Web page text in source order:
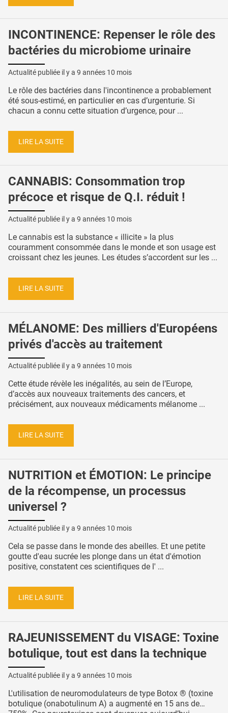
INCONTINENCE: Repenser le rôle des
bactéries du microbiome urinaire
Actualité publiée il y a 9 années 10 mois
Le rôle des bactéries dans l'incontinence a probablement
été sous-estimé, en particulier en cas d’urgenturie. Si
chacun a connu cette situation d’urgence, pour ...
LIRE LA SUITE
CANNABIS: Consommation trop
précoce et risque de Q.I. réduit !
Actualité publiée il y a 9 années 10 mois
Le cannabis est la substance « illicite » la plus
couramment consommée dans le monde et son usage est
croissant chez les jeunes. Les études s’accordent sur les ...
LIRE LA SUITE
MÉLANOME: Des milliers d'Européens
privés d'accès au traitement
Actualité publiée il y a 9 années 10 mois
Cette étude révèle les inégalités, au sein de l’Europe,
d’accès aux nouveaux traitements des cancers, et
précisément, aux nouveaux médicaments mélanome ...
LIRE LA SUITE
NUTRITION et ÉMOTION: Le principe
de la récompense, un processus
universel ?
Actualité publiée il y a 9 années 10 mois
Cela se passe dans le monde des abeilles. Et une petite
goutte d'eau sucrée les plonge dans un état d'émotion
positive, constatent ces scientifiques de l' ...
LIRE LA SUITE
RAJEUNISSEMENT du VISAGE: Toxine
botulique, tout est dans la technique
Actualité publiée il y a 9 années 10 mois
L'utilisation de neuromodulateurs de type Botox ® (toxine
botulique (onabotulinum A) a augmenté en 15 ans de…